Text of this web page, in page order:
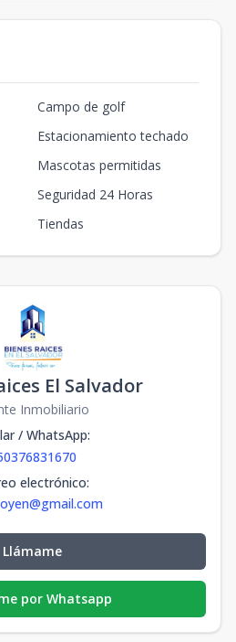
Campo de golf
Estacionamiento techado
Mascotas permitidas
Seguridad 24 Horas
Tiendas
El Salvador
Inmobiliario
/ WhatsApp:
electrónico:
Llámame
por Whatsapp